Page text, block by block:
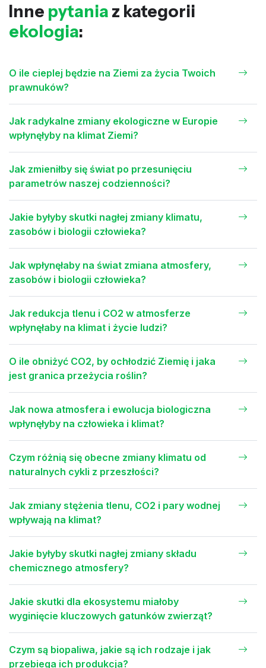
Inne pytania z kategorii
ekologia:
O ile cieplej będzie na Ziemi za życia Twoich
prawnuków?
Jak radykalne zmiany ekologiczne w Europie
wpłynęłyby na klimat Ziemi?
Jak zmieniłby się świat po przesunięciu
parametrów naszej codzienności?
Jakie byłyby skutki nagłej zmiany klimatu,
zasobów i biologii człowieka?
Jak wpłynęłaby na świat zmiana atmosfery,
zasobów i biologii człowieka?
Jak redukcja tlenu i CO2 w atmosferze
wpłynęłaby na klimat i życie ludzi?
O ile obniżyć CO2, by ochłodzić Ziemię i jaka
jest granica przeżycia roślin?
Jak nowa atmosfera i ewolucja biologiczna
wpłynęłyby na człowieka i klimat?
Czym różnią się obecne zmiany klimatu od
naturalnych cykli z przeszłości?
Jak zmiany stężenia tlenu, CO2 i pary wodnej
wpływają na klimat?
Jakie byłyby skutki nagłej zmiany składu
chemicznego atmosfery?
Jakie skutki dla ekosystemu miałoby
wyginięcie kluczowych gatunków zwierząt?
Czym są biopaliwa, jakie są ich rodzaje i jak
przebiega ich produkcja?